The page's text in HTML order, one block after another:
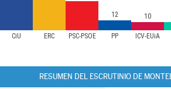
CiU ERC PSC-PSOE PP ICV-EUiA
12 10
RESUMEN DEL ESCRUTINIO DE